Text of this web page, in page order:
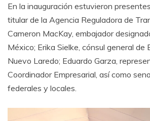
En la inauguración estuvieron
titular de la Agencia Reguladora de
Cameron MacKay, embajador
México; Erika Sielke, cónsul general de
Nuevo Laredo; Eduardo Garza,
Coordinador Empresarial, así como
federales y locales.